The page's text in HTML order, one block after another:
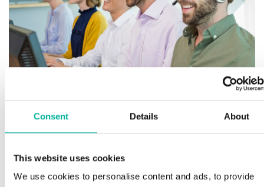
Consent Details About
This website uses cookies
We use cookies to personalise content and ads, to provide
support
Telefon och e-postsupport på svenska och